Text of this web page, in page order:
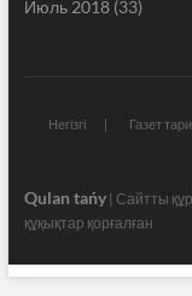
Июль 2018(33)
Негізгі Газет
Qulan tańy| Сайтты
құқықтар қорғалған